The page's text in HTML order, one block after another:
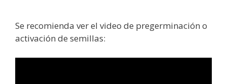
Se recomienda ver el video de pregerminación o
activación de semillas: